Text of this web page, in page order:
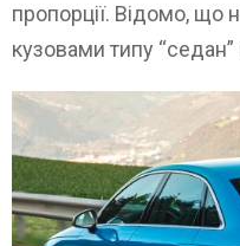
пропорції. Відомо, що
кузовами типу “седан”